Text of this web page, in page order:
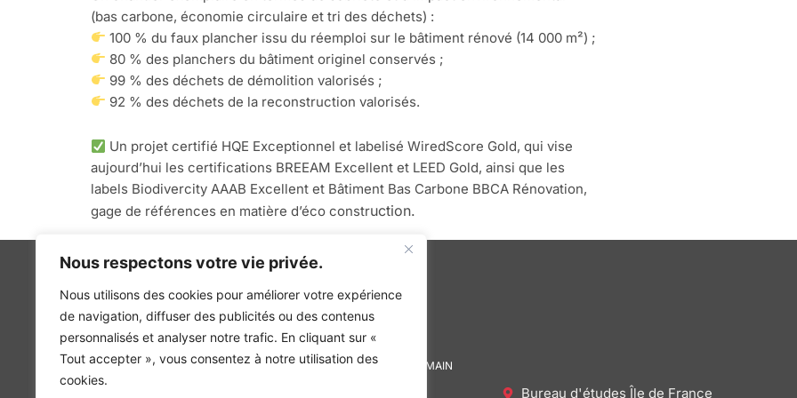
Nous respectons votre vie privée.
Nous utilisons des cookies pour améliorer votre expérience
de navigation, diffuser des publicités ou des contenus
personnalisés et analyser notre trafic. En cliquant sur «
Tout accepter », vous consentez à notre utilisation des
cookies.
(bas carbone, économie circulaire et tri des déchets) :
100 % du faux plancher issu du réemploi sur le bâtiment rénové (14 000 m²) ;
80 % des planchers du bâtiment originel conservés ;
99 % des déchets de démolition valorisés ;
92 % des déchets de la reconstruction valorisés.
Un projet certifié HQE Exceptionnel et labelisé WiredScore Gold, qui vise
aujourd’hui les certifications BREEAM Excellent et LEED Gold, ainsi que les
labels Biodivercity AAAB Excellent et Bâtiment Bas Carbone BBCA Rénovation,
gage de références en matière d’éco construction.
INGÉNIERIE DE L’ÉNERGIE ET DE L’ENVIRONNEMENT
CONCEVONS, ENSEMBLE, L’ENVIRONNEMENT BÂTI DE DEMAIN
Bureau d'études Île de France